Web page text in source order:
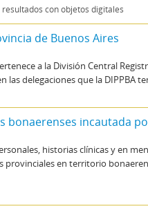
con objetos digitales
de Buenos Aires
a la División Central
delegaciones que la DIPPBA
historias clínicas y en
provinciales en territorio